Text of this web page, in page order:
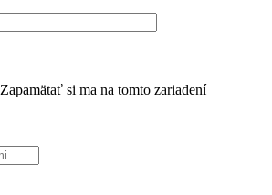
Zapamätať si ma na tomto zariadení